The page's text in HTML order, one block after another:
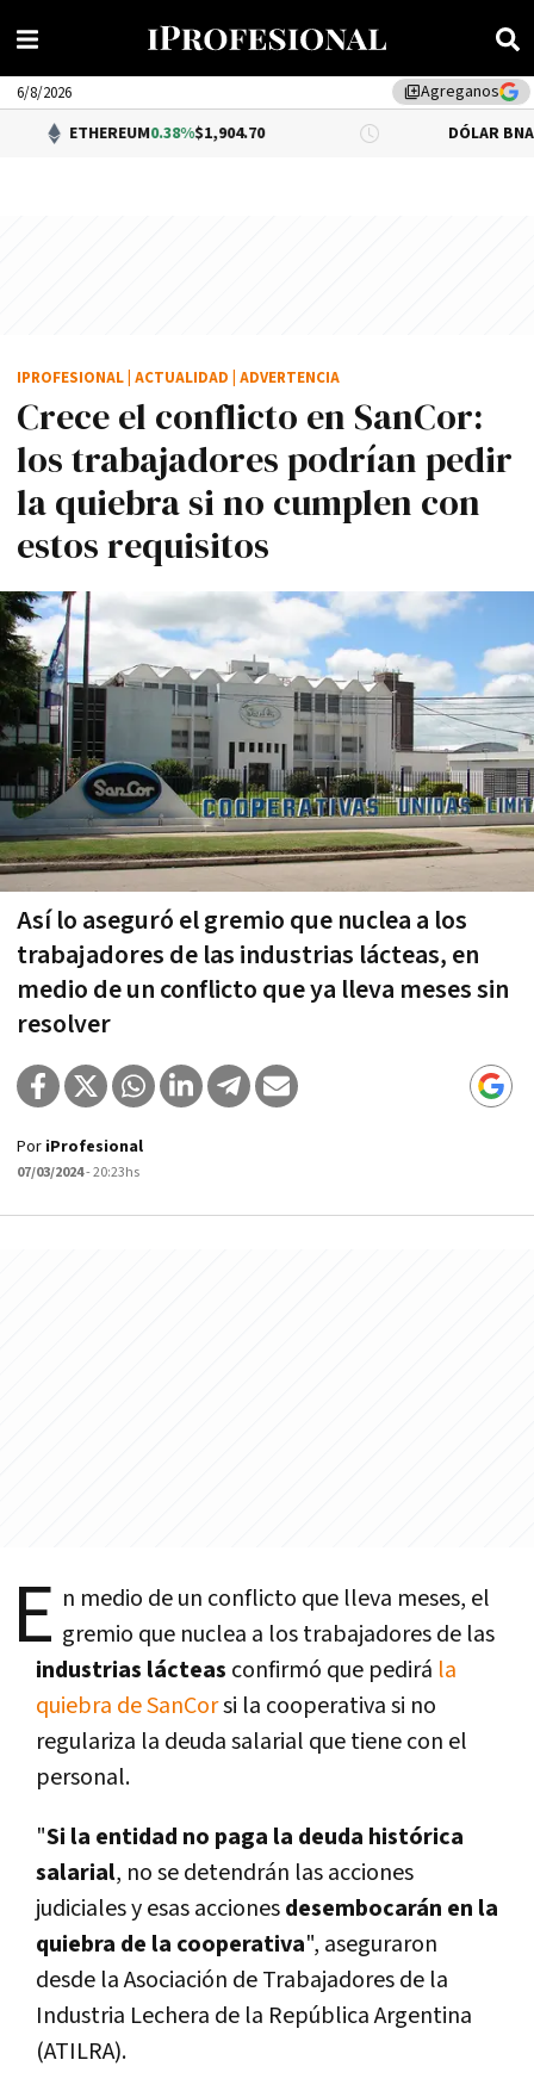
library_addAgreganos
6/8/2026
0.38%$1,904.70 DÓLAR BNA 0.34%
Crece el conflicto en SanCor:
los trabajadores podrían pedir
la quiebra si no cumplen con
estos requisitos
Así lo aseguró el gremio que nuclea a los
trabajadores de las industrias lácteas, en
medio de un conflicto que ya lleva meses sin
resolver
IPROFESIONAL ACTUALIDAD ADVERTENCIA
Por iProfesional
07/03/2024- 20:23hs
E n medio de un conflicto que lleva meses, el
gremio que nuclea a los trabajadores de las
industrias lácteas confirmó que pedirá la
quiebra de SanCorsi la cooperativa si no
regulariza la deuda salarial que tiene con el
personal.
"Si la entidad no paga la deuda histórica
salarial, no se detendrán las acciones
judiciales y esas accionesdesembocarán en la
quiebra de la cooperativa", aseguraron
desde la Asociación de Trabajadores de la
Industria Lechera de la República Argentina
(ATILRA).